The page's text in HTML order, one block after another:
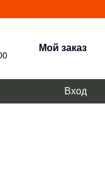
Мой заказ
Вход